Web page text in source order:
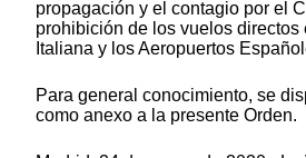
propagación y el contagio por el
prohibición de los vuelos directos
Italiana y los Aeropuertos
Para general conocimiento, se
como anexo a la presente Orden.